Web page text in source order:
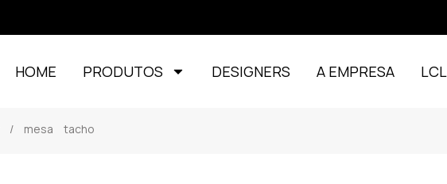
HOME PRODUTOS DESIGNERS A EMPRESA
/ mesa tacho